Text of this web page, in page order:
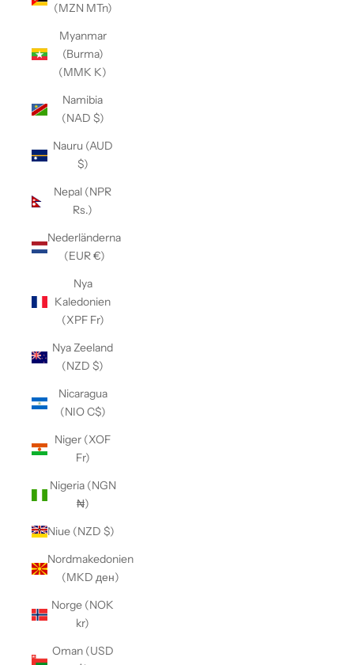
(MZN MTn)
Myanmar
(Burma)
(MMK K)
Namibia
(NAD $)
Nauru (AUD
$)
Nepal (NPR
Rs.)
Nederländerna
(EUR €)
Nya
Kaledonien
(XPF Fr)
Nya Zeeland
(NZD $)
Nicaragua
(NIO C$)
Niger (XOF
Fr)
Nigeria (NGN
₦)
Niue (NZD $)
Nordmakedonien
(MKD ден)
Norge (NOK
kr)
Oman (USD